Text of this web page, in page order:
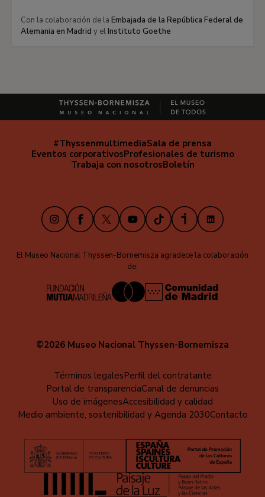
Con la colaboración de la Embajada de la República Federal de
Alemania en Madrid y elInstituto Goethe
Navegación
secundaria
#ThyssenmultimediaSala de prensa
Eventos corporativosProfesionales de turismo
Trabaja con nosotrosBoletín
InstagramFacebook
X YoutubeTikTokiVooxLinkedIn
El Museo Nacional Thyssen-Bornemisza agradece la colaboración
de:
©2026 Museo Nacional Thyssen-Bornemisza
pie
Términos legalesPerfil del contratante
Portal de transparenciaCanal de denuncias
Uso de imágenesAccesibilidad y calidad
Medio ambiente, sostenibilidad y Agenda 2030Contacto